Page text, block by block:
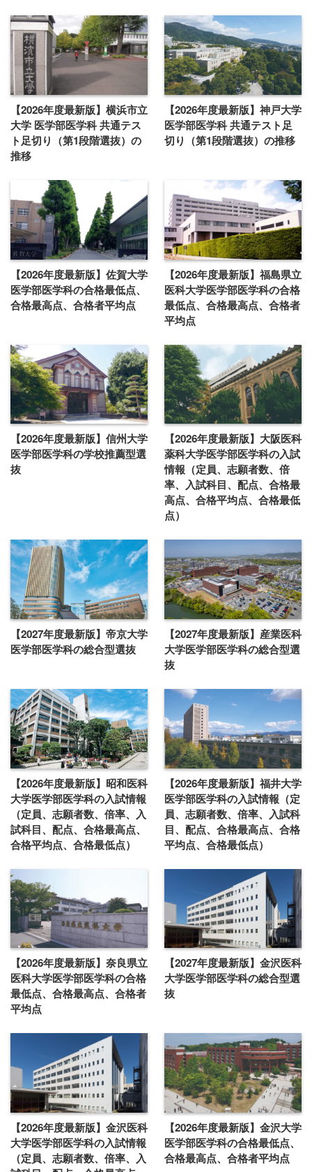
【2026年度最新版】横浜市立
大学 医学部医学科 共通テス
ト足切り（第1段階選抜）の
推移
【2026年度最新版】神戸大学
医学部医学科 共通テスト足
切り（第1段階選抜）の推移
【2026年度最新版】佐賀大学
医学部医学科の合格最低点、
合格最高点、合格者平均点
【2026年度最新版】福島県立
医科大学医学部医学科の合格
最低点、合格最高点、合格者
平均点
【2026年度最新版】信州大学
医学部医学科の学校推薦型選
抜
【2026年度最新版】大阪医科
薬科大学医学部医学科の入試
情報（定員、志願者数、倍
率、入試科目、配点、合格最
高点、合格平均点、合格最低
点）
【2027年度最新版】帝京大学
医学部医学科の総合型選抜
【2027年度最新版】産業医科
大学医学部医学科の総合型選
抜
【2026年度最新版】昭和医科
大学医学部医学科の入試情報
（定員、志願者数、倍率、入
試科目、配点、合格最高点、
合格平均点、合格最低点）
【2026年度最新版】福井大学
医学部医学科の入試情報（定
員、志願者数、倍率、入試科
目、配点、合格最高点、合格
平均点、合格最低点）
【2026年度最新版】奈良県立
医科大学医学部医学科の合格
最低点、合格最高点、合格者
平均点
【2027年度最新版】金沢医科
大学医学部医学科の総合型選
抜
【2026年度最新版】金沢医科
大学医学部医学科の入試情報
（定員、志願者数、倍率、入
【2026年度最新版】金沢大学
医学部医学科の合格最低点、
合格最高点、合格者平均点